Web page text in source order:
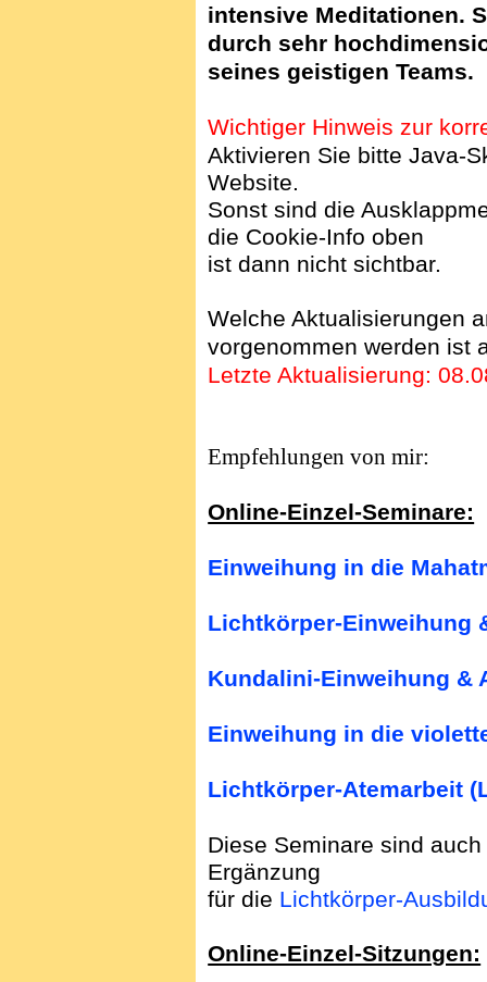
intensive Meditationen.
durch sehr
seines geistigen Teams.
Wichtiger Hinweis zur
Aktivieren Sie bitte Java-
Website.
Sonst sind die
die Cookie-Info oben
ist dann nicht sichtbar.
Welche Aktualisierungen
vorgenommen werden ist
Letzte Aktualisierung: 08
Empfehlungen von mir:
Online-Einzel-Seminare:
Einweihung in die
Lichtkörper-Einweihung
Kundalini-Einweihung &
Einweihung in die
Lichtkörper-Atemarbeit
Diese Seminare sind
Ergänzung
für die Lichtkörper-
Online-Einzel-Sitzungen: